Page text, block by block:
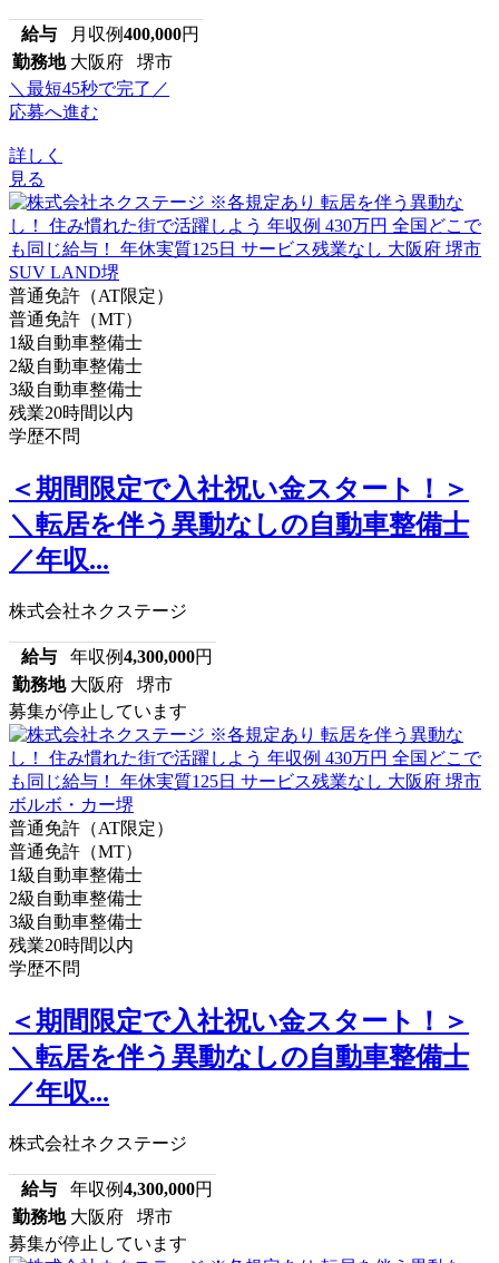
給与 月収例400,000円
勤務地 大阪府 堺市
＼最短45秒で完了／
応募へ進む
詳しく
見る
普通免許（AT限定）
普通免許（MT）
1級自動車整備士
2級自動車整備士
3級自動車整備士
残業20時間以内
学歴不問
＜期間限定で入社祝い金スタート！＞
＼転居を伴う異動なしの自動車整備士
／年収...
株式会社ネクステージ
給与 年収例4,300,000円
勤務地 大阪府 堺市
募集が停止しています
普通免許（AT限定）
普通免許（MT）
1級自動車整備士
2級自動車整備士
3級自動車整備士
残業20時間以内
学歴不問
＜期間限定で入社祝い金スタート！＞
＼転居を伴う異動なしの自動車整備士
／年収...
株式会社ネクステージ
給与 年収例4,300,000円
勤務地 大阪府 堺市
募集が停止しています